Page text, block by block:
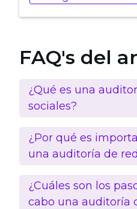
FAQ's del
¿Qué es una
sociales?
¿Por qué es
una auditoría de
¿Cuáles son los
cabo una auditoría